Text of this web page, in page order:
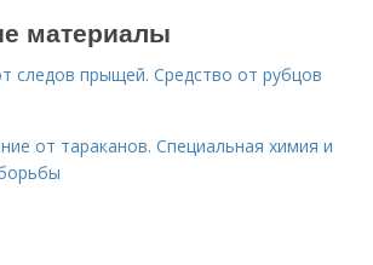
материалы
следов прыщей. Средство от рубцов
от тараканов. Специальная химия и